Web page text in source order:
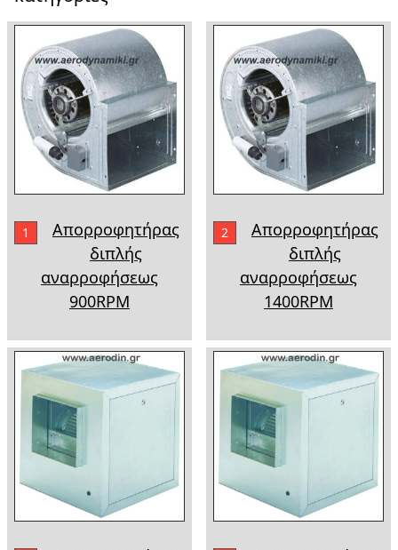
1
Απορροφητήρας
διπλής
αναρροφήσεως
900RPM
2
Απορροφητήρας
διπλής
αναρροφήσεως
1400RPM